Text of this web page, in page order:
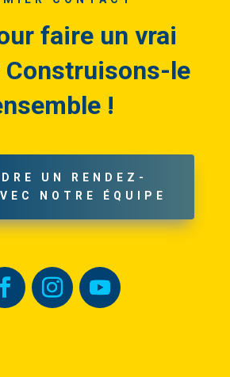
faire un vrai
Construisons-le
!
UN RENDEZ-
NOTRE ÉQUIPE